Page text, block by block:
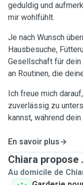
geduldig und
mir wohlfühlt.
Je nach Wunsch
Hausbesuche,
Gesellschaft für
an Routinen, die
Ich freue mich
zuverlässig zu
kannst, während
En savoir plus
Chiara propose
Au domicile de